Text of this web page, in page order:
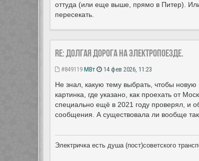
оттуда (или еще выше, прямо в Питер).
пересекать.
Re: Долгая дорога на электропоезде.
#849119 МВт 14 фев 2026, 11:23
Не знал, какую тему выбрать, чтобы новую
картинка, где указано, как проехать от
специально ещё в 2021 году проверял, и
сообщения. А существовала ли вообще
Электричка есть душа (пост)советского